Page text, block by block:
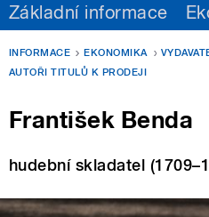
Základní informace
INFORMACE EKONOMIKA
AUTOŘI TITULŮ K PRODEJI
František Benda
hudební skladatel